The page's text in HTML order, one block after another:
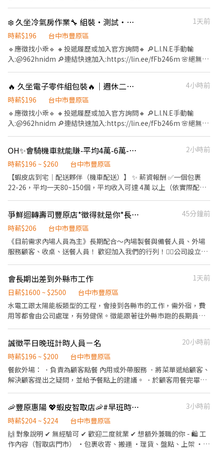
當下缺額為主) 【有人店】 豐原新生店 台中市豐原區新生北路63號1
樓 豐原向陽店 台中市豐原區向陽路327號1樓 豐原圓環店 台中市豐
原區豐南街256號1樓 豐原富陽 - 智取店 台中市豐原區富陽路127號
1樓 豐原葫蘆墩 - 智取店 台中市豐原區三豐路一段191號1樓 豐原成
功 - 智取店 台中市豐原區成功路166號1樓 豐原府前 - 智取店 台中市
豐原區府前街84號1樓 豐原直興 - 智取店 台中市豐原區直興街180號
1樓 豐原三豐 - 智取店 台中市豐原區三豐路一段365號1樓 豐原豐東
- 智取店 台中市豐原區豐東路316號1樓 豐原圓環東 - 智取店 台中市
豐原區圓環東路157之1號1樓 豐原永康 - 智取店 台中市豐原區永康
路293號1樓 豐原西勢 - 智取店 台中市豐原區西勢二街27號1樓 豐原
中正 - 智取店 台中市豐原區中正路872號1樓 豐原惠陽 - 智取店 台中
豐原中山 - 智取店 台中市豐原區中山路165號1樓 ⚠️⚠️一律採線上預
約，請勿直接到現場應徵⚠️⚠️ - ⭐⭐⭐ 應 徵 方 式 ⭐⭐⭐ ➊請加入官方
聯繫 👉 https://lin.ee/M1T2713 ➋留言：姓名/電話/應徵蝦皮門市
小時依實際情況而定) ⸻⸻⸻⸻ ✅工作待遇： 日班
✅工作地點：(可自選店點) 豐原惠陽 - 智取店 台中市豐原區惠陽街
147號1、2樓 😊門市缺額變動很快很快，先搶先贏❗❗
補貼 推薦獎金 彈性排班 ⸻【應徵方式】⸻ 1️⃣點擊加入：
https://lin.ee/SWjCFSB（ID：@600movsk） 2️⃣加入後"務必"留
言：姓名/電話/專員找戴小姐/應徵蝦皮(截圖職缺)
康-智取店 台中市豐原區永康路119號1樓 - ✨ 薪資報酬 ✅一個包裹
22起，平均一天80~200個，4~6萬（依實際配送量） ✅多跑多得，
想多賺可以多接單 - ✨ 工作特色 ✅ 自主安排配送節奏，自由度高 ✅
無經驗可，有人帶流程 ✅ 當天送完即可提早下班 ✅ 作業單純好上手
✅ 純配送性質，無需處理金流 - ✨ 工作時間 ✅ 08:00即可開始送貨
日配送完成即可提前收工 ✅ 想多賺可延長接單時間 - ✨ 上線流程
（簡單5步驟） Step 1｜準備設備 機車＋駕照＋強制險＋Android
上線時間 Step 3｜安裝貨架 機車安裝配送貨架（公司有補助）
Step 4｜說明＋試跑 現場教學＋實際帶跑，新手也OK Step 5｜開
始配送 配送範圍3公里內 → 完成配送任務 ✨ 工作內容 ✅ 依系統接
單配送包裹 ✅ 機車運送至指定地點 - ✨ 須具備以下 ✅ 自備機車 ✅
---------------------------------------------- 立即投遞履歷，加入
我們，一起打造高效率營運團隊 ! ➤+好友@542fghzx【留言姓名
+電話】 ➤+好友連結 https://lin.ee/oSp5mES ➤【手機預約】
0968-932-832 皓凱
❄️ 久坐冷氣房作業🔧 組裝・測試・包裝💼 周休二日🎁 上班越久，獎金越多
1天前
時薪$196
台中市豐原區
🔹應徵找小乖🔹 🔸投遞履歷或加入官方詢問🔸 🔎L.I.N.E手動輸
入:@962hnidm 🔎連結快速加入:https://lin.ee/fFb246m 🌸絕無收
個月3000元 🔺加班激勵金 【工作地點】:台中市潭子區祥和路 【工
作內容】 :電子零件組裝,測試 包裝作業產品檢驗作業 【工作時間&
薪資】: ❤️薪資:31000元 ⭕周休二日 🔷日班08:00-17:10 🔷中班
15:50-00:30(中班津貼240元/天) 🔷夜班23:50-08:30(夜班津貼384
個月3000元、二個月:6000元、三個月:8000元
🔥 久坐電子零件組包裝🔥｜週休二日｜見紅休｜免學歷🔺久任獎金🔺加班激勵金
4小時前
時薪$196
台中市豐原區
🔹應徵找小乖🔹 🔸投遞履歷或加入官方詢問🔸 🔎L.I.N.E手動輸
入:@962hnidm 🔎連結快速加入:https://lin.ee/fFb246m 🌸絕無收
個月3000元 🔺加班激勵金 【工作地點】:台中市潭子區祥和路 【工
作內容】 :電子零件組裝,測試 包裝作業產品檢驗作業 【工作時間&
薪資】: ❤️薪資:31000元 ⭕周休二日 🔷日班08:00-17:10 🔷中班
15:50-00:30(中班津貼240元/天) 🔷夜班23:50-08:30(夜班津貼384
個月3000元、二個月:6000元、三個月:8000元
OH✨會騎機車就能賺-平均4萬-6萬-豐原安康
2小時前
時薪$196 ~ $260
台中市豐原區
【蝦皮店到宅｜配送夥伴（機車配送）】 ✨ 薪資報酬 ✅一個包裹
22-26，平均一天80~150個，平均收入可達 4萬 以上（依實際配送
作業單純好上手 ✅ 純配送性質，無需處理金流 ✨ 工作時間 ✅ 08:00
即可開始送貨 送完就下班 ✅在門市刷完包裹 系統馬上幫你導航安排
送貨路線 ✅ 當日配送完成即可提前收工 ✅ 想多賺可延長接單時間 ✨
上線流程（簡單5步驟） Step 1｜準備設備 機車＋駕照＋強制險＋
助） Step 4｜說明＋試跑 現場教學＋實際帶跑，新手也OK Step 5
｜開始配送 配送範圍3公里內 → 完成配送任務 ✨ 工作內容 ✅ 依系
✅ 有效駕照＋強制險 ✅ Android手機(掃瞄包裹系統是安卓系統) ---
------------------------------------------------- 快速應徵【截圖應
徵職缺+姓名+電話】 報名ID: @346uatki 快速報
名:https://lin.ee/rczPFWq 會有專人與您聯絡，安排面試~
爭鮮迴轉壽司豐原店*徵得就是你*長期兼職
45分鐘前
時薪$206
台中市豐原區
《目前需求內場人員為主》長期配合～內場製餐與備餐人員、外場
服務顧客、收桌、送餐人員！ 歡迎加入我們的行列！👍🏻公司設立福
會長期出差到外縣市工作
1天前
日薪$1600 ~ $2500
台中市豐原區
水電工跟太陽能板類型的工程，會接到各縣市的工作，需外宿，費
用等都會由公司處理，有勞健保。徵能跟著往外縣市跑的長期員
誠徵平日晚班計時人員ㄧ名
20小時前
時薪$196 ~ $200
台中市豐原區
餐飲外場： ．負責為顧客點餐 內用或外帶服務 ．將菜單遞給顧客、
解決顧客提出之疑問，並給予餐點上的建議。 ．於顧客用餐完畢
🦐豐原惠陽 💖蝦皮智取店🦐#早班時薪 #晚班時薪 #完整教育訓練
3小時前
時薪$204 ~ $224
台中市豐原區
🙌 對象說明 ✔ 無經驗可 ✔ 歡迎二度就業 ✔ 想額外兼職的你 - 🛍 工
作內容（智取店門市） ・包裹收寄、搬運 ・理貨、盤點、上架 ・維